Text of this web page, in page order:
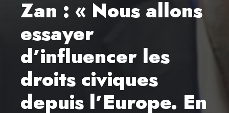
Zan : « Nous allons
essayer
d’influencer les
droits civiques
depuis l’Europe. En